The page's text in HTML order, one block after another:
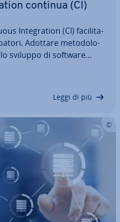
continua (CI)
In­te­gra­tion (CI) fa­ci­li­ta­
Adottare me­to­do­lo­
sviluppo di software
Leggi di più